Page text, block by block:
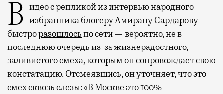
Видео с репликой из интервью народного избранника блогеру Амирану Сардарову
быстроразошлосьпо сети — вероятно, не в
последнюю очередь из-за жизнерадостного,
заливистого смеха, которым он сопровождает свою
констатацию. Отсмеявшись, он уточняет, что это
смех сквозь слезы: «В Москве это 100%